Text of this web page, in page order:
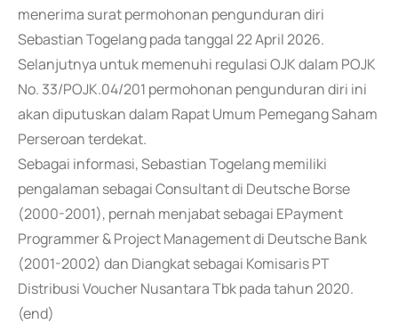
menerima surat permohonan pengunduran diri
Sebastian Togelang pada tanggal 22 April 2026.
Selanjutnya untuk memenuhi regulasi OJK dalam POJK
No. 33/POJK.04/201 permohonan pengunduran diri ini
akan diputuskan dalam Rapat Umum Pemegang Saham
Perseroan terdekat.
Sebagai informasi, Sebastian Togelang memiliki
pengalaman sebagai Consultant di Deutsche Borse
(2000-2001), pernah menjabat sebagai EPayment
Programmer & Project Management di Deutsche Bank
(2001-2002) dan Diangkat sebagai Komisaris PT
Distribusi Voucher Nusantara Tbk pada tahun 2020.
(end)